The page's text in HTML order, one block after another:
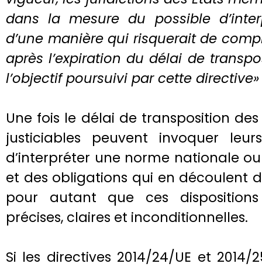
dans la mesure du possible
d’une manière qui risquerait de
après l’expiration du délai de
l’objectif poursuivi par cette directive»
Une fois le délai de transposition
justiciables peuvent invoquer
d’interpréter une norme nationale
et des obligations qui en découlent
pour autant que ces
précises, claires et inconditionnelles.
Si les directives 2014/24/UE et